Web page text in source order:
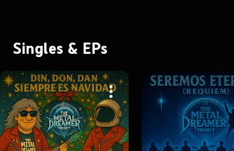
Singles & EPs